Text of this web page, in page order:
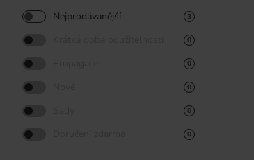
Nejprodávanější 3
0
0
0
0
0